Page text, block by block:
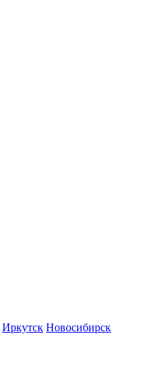
Иркутск Новосибирск